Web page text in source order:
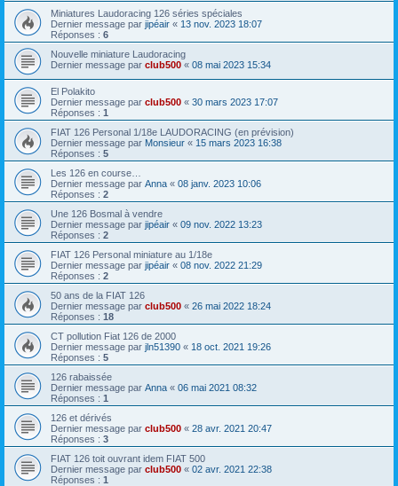
Miniatures Laudoracing 126 séries spéciales
Dernier message par jipéair « 13 nov. 2023 18:07
Réponses : 6
Nouvelle miniature Laudoracing
Dernier message par club500 « 08 mai 2023 15:34
El Polakito
Dernier message par club500 « 30 mars 2023 17:07
Réponses : 1
FIAT 126 Personal 1/18e LAUDORACING (en prévision)
Dernier message par Monsieur « 15 mars 2023 16:38
Réponses : 5
Les 126 en course…
Dernier message par Anna « 08 janv. 2023 10:06
Réponses : 2
Une 126 Bosmal à vendre
Dernier message par jipéair « 09 nov. 2022 13:23
Réponses : 2
FIAT 126 Personal miniature au 1/18e
Dernier message par jipéair « 08 nov. 2022 21:29
Réponses : 2
50 ans de la FIAT 126
Dernier message par club500 « 26 mai 2022 18:24
Réponses : 18
CT pollution Fiat 126 de 2000
Dernier message par jln51390 « 18 oct. 2021 19:26
Réponses : 5
126 rabaissée
Dernier message par Anna « 06 mai 2021 08:32
Réponses : 1
126 et dérivés
Dernier message par club500 « 28 avr. 2021 20:47
Réponses : 3
FIAT 126 toit ouvrant idem FIAT 500
Dernier message par club500 « 02 avr. 2021 22:38
Réponses : 1